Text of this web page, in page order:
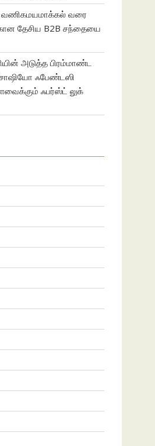
வணிகமயமாக்கல் வரை
தேசிய B2B சந்தையை
அடுத்த பிரம்மாண்ட
ஃபேண்டஸி
ஃபர்ஸ்ட் லுக்